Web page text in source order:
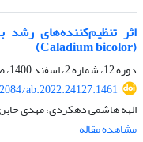
اثر تنظیم‌کننده‌های رشد
(Caladium bicolor)
دوره 12، شماره 2، اسفند 1400، صفحه
ab.2022.24127.1461
الهه هاشمی دهکردی، مهدی
مشاهده مقاله